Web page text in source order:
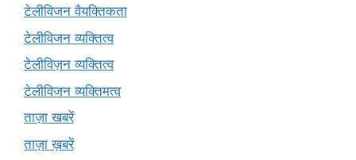
टेलीविजन वैयक्तिकता
टेलीविजन व्यक्तित्व
टेलीविज़न व्यक्तित्व
टेलीविजन व्यक्तिमत्व
ताज़ा खबरें
ताज़ा ख़बरें